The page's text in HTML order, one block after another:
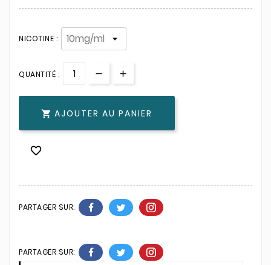
NICOTINE :
QUANTITÉ :
 AJOUTER AU PANIER

PARTAGER SUR:
PARTAGER SUR: